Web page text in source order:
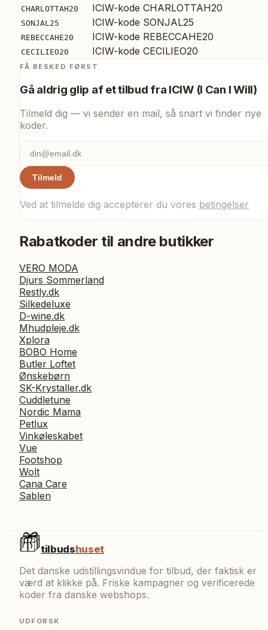
CHARLOTTAH20 ICIW-kode CHARLOTTAH20
SONJAL25 ICIW-kode SONJAL25
REBECCAHE20 ICIW-kode REBECCAHE20
CECILIEO20 ICIW-kode CECILIEO20
FÅ BESKED FØRST
Gå aldrig glip af et tilbud fra ICIW (I Can I Will)
Tilmeld dig — vi sender en mail, så snart vi finder nye
koder.
Tilmeld
Ved at tilmelde dig accepterer du vores betingelser
Rabatkoder til andre butikker
VERO MODA
Djurs Sommerland
Restly.dk
Silkedeluxe
D-wine.dk
Mhudpleje.dk
Xplora
BOBO Home
Butler Loftet
Ønskebørn
SK-Krystaller.dk
Cuddletune
Nordic Mama
Petlux
Vinkøleskabet
Vue
Footshop
Wolt
Cana Care
Sablen
tilbudshuset
Det danske udstillingsvindue for tilbud, der faktisk er
værd at klikke på. Friske kampagner og verificerede
koder fra danske webshops.
UDFORSK